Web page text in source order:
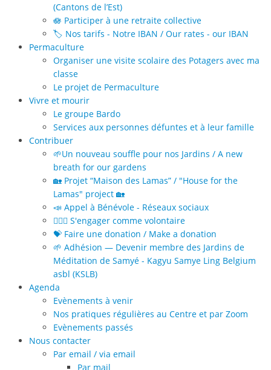
(Cantons de l’Est)
🪷 Participer à une retraite collective
🏷️ Nos tarifs - Notre IBAN / Our rates - our IBAN
Permaculture
Organiser une visite scolaire des Potagers avec ma
classe
Le projet de Permaculture
Vivre et mourir
Le groupe Bardo
Services aux personnes défuntes et à leur famille
Contribuer
🌱Un nouveau souffle pour nos Jardins / A new
breath for our gardens
🏡 Projet “Maison des Lamas” / "House for the
Lamas" project 🏡
📣 Appel à Bénévole - Réseaux sociaux
🙋🏻‍♀️ S'engager comme volontaire
💝 Faire une donation / Make a donation
🌱 Adhésion — Devenir membre des Jardins de
Méditation de Samyé - Kagyu Samye Ling Belgium
asbl (KSLB)
Agenda
Evènements à venir
Nos pratiques régulières au Centre et par Zoom
Evènements passés
Nous contacter
Par email / via email
Par mail